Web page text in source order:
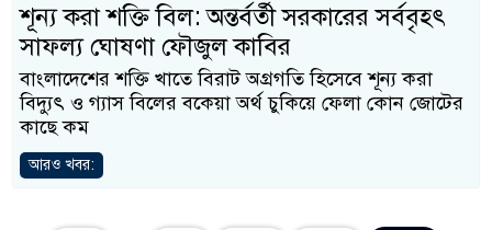
শূন্য করা শক্তি বিল: অন্তর্বর্তী সরকারের সর্ববৃহৎ
সাফল্য ঘোষণা ফৌজুল কাবির
বাংলাদেশের শক্তি খাতে বিরাট অগ্রগতি হিসেবে শূন্য করা
বিদ্যুৎ ও গ্যাস বিলের বকেয়া অর্থ চুকিয়ে ফেলা কোন জোটের
কাছে কম
আরও খবর: